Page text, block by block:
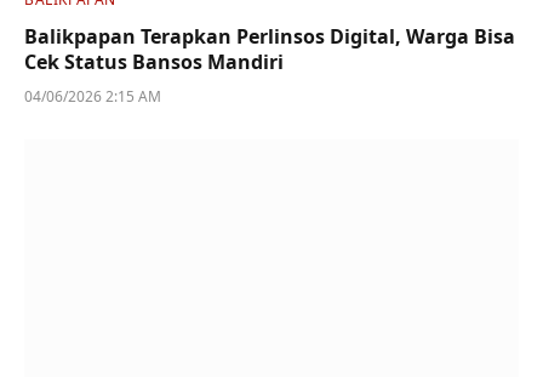
Balikpapan Terapkan Perlinsos Digital, Warga Bisa
Cek Status Bansos Mandiri
04/06/2026 2:15 AM